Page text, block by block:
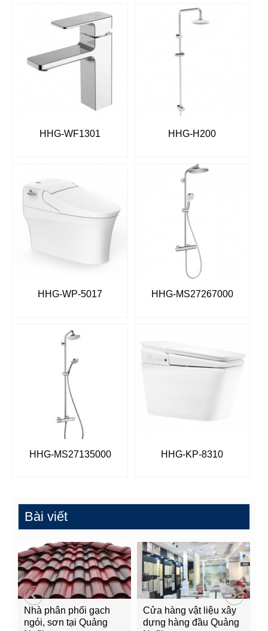
HHG-WF1301 HHG-H200
HHG-WP-5017 HHG-MS27267000
HHG-MS27135000 HHG-KP-8310
Bài viết
Nhà phân phối gạch
ngói, sơn tại Quảng
Cửa hàng vật liệu xây
dựng hàng đầu Quảng